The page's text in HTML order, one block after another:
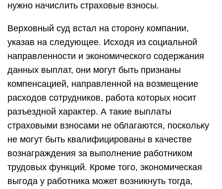
нужно начислить страховые взносы.
Верховный суд встал на сторону компании,
указав на следующее. Исходя из социальной
направленности и экономического содержания
данных выплат, они могут быть признаны
компенсацией, направленной на возмещение
расходов сотрудников, работа которых носит
разъездной характер. А такие выплаты
страховыми взносами не облагаются, поскольку
не могут быть квалифицированы в качестве
вознаграждения за выполнение работником
трудовых функций. Кроме того, экономическая
выгода у работника может возникнуть тогда,